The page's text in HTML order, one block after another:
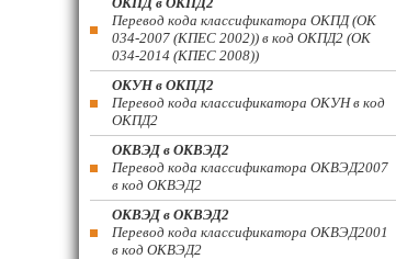
Перевод кода классификатора ОКПД (ОК
034-2007 (КПЕС 2002)) в код ОКПД2 (ОК
034-2014 (КПЕС 2008))
ОКУН в ОКПД2
Перевод кода классификатора ОКУН в код
ОКПД2
ОКВЭД в ОКВЭД2
Перевод кода классификатора ОКВЭД2007
в код ОКВЭД2
ОКВЭД в ОКВЭД2
Перевод кода классификатора ОКВЭД2001
в код ОКВЭД2